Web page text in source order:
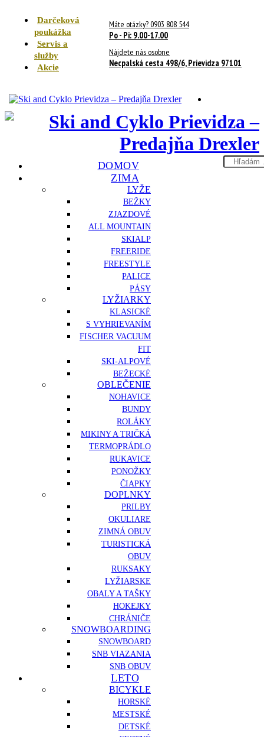
Darčeková
poukážka
Servis a
služby
Akcie
Máte otázky? 0903 808 544
Po - Pi: 9.00-17.00
Nájdete nás osobne
Necpalská cesta 498/6, Prievidza 97101
DOMOV
ZIMA
LYŽE
BEŽKY
ZJAZDOVÉ
ALL MOUNTAIN
SKIALP
FREERIDE
FREESTYLE
PALICE
PÁSY
LYŽIARKY
KLASICKÉ
S VYHRIEVANÍM
FISCHER VACUUM
FIT
SKI-ALPOVÉ
BEŽECKÉ
OBLEČENIE
NOHAVICE
BUNDY
ROLÁKY
MIKINY A TRIČKÁ
TERMOPRÁDLO
RUKAVICE
PONOŽKY
ČIAPKY
DOPLNKY
PRILBY
OKULIARE
ZIMNÁ OBUV
TURISTICKÁ
OBUV
RUKSAKY
LYŽIARSKE
OBALY A TAŠKY
HOKEJKY
CHRÁNIČE
SNOWBOARDING
SNOWBOARD
SNB VIAZANIA
SNB OBUV
LETO
BICYKLE
HORSKÉ
MESTSKÉ
DETSKÉ
Search
here